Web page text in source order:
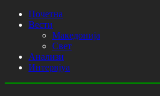
Почетна
Вести
Македонија
Свет
Анализи
Интервјуа